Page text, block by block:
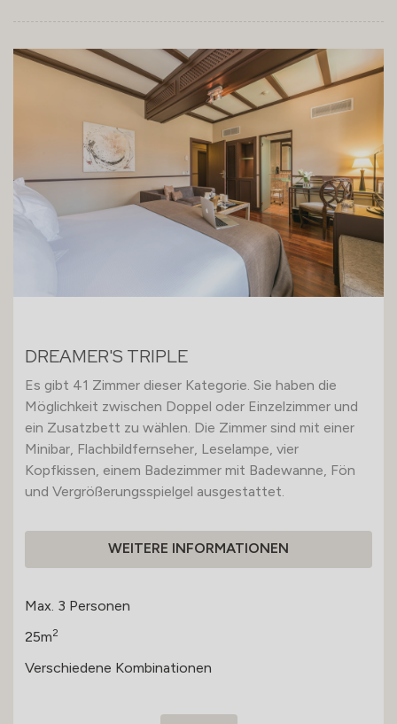
DREAMER'S TRIPLE
Es gibt 41 Zimmer dieser Kategorie. Sie haben die
Möglichkeit zwischen Doppel oder Einzelzimmer und
ein Zusatzbett zu wählen. Die Zimmer sind mit einer
Minibar, Flachbildfernseher, Leselampe, vier
Kopfkissen, einem Badezimmer mit Badewanne, Fön
und Vergrößerungsspielgel ausgestattet.
WEITERE INFORMATIONEN
Max. 3 Personen
25m2
Verschiedene Kombinationen